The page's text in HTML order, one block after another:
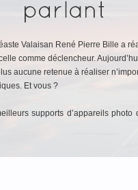
Valaisan René Pierre Bille a
comme déclencheur.
aucune retenue à réaliser
Et vous ?
supports d’appareils